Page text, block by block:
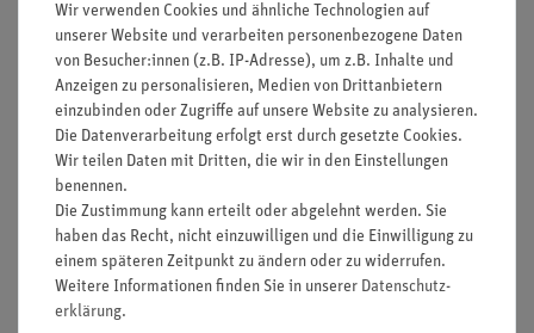
Artikel-Nr.: 47014-01
Universalindikator,
flüssig, pH 4 - 10, 100
ml mit Farbskala
Artikel-Nr.: 47005-02
Indikatorpapier, pH 1-
14, Nachfüllpack, 3
Rollen
Wir verwenden Cookies und ähnliche Technologien auf
unserer Website und verarbeiten personenbezogene Daten
von Besucher:innen (z.B. IP-Adresse), um z.B. Inhalte und
Anzeigen zu personalisieren, Medien von Drittanbietern
einzubinden oder Zugriffe auf unsere Website zu analysieren.
Die Datenverarbeitung erfolgt erst durch gesetzte Cookies.
Wir teilen Daten mit Dritten, die wir in den Einstellungen
benennen.
Die Zustimmung kann erteilt oder abgelehnt werden. Sie
haben das Recht, nicht einzuwilligen und die Einwilligung zu
einem späteren Zeitpunkt zu ändern oder zu widerrufen.
Weitere Informationen finden Sie in unserer Daten­schutz­
erklärung.